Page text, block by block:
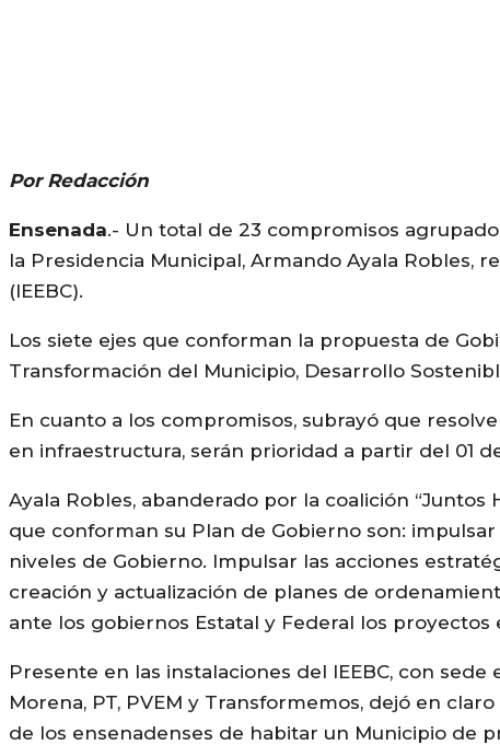
Por Redacción
Ensenada.- Un total de 23 compromisos
la Presidencia Municipal, Armando Ayala Robles,
(IEEBC).
Los siete ejes que conforman la propuesta de
Transformación del Municipio, Desarrollo
En cuanto a los compromisos, subrayó que
en infraestructura, serán prioridad a partir del 01
Ayala Robles, abanderado por la coalición
que conforman su Plan de Gobierno son:
niveles de Gobierno. Impulsar las acciones
creación y actualización de planes de
ante los gobiernos Estatal y Federal los
Presente en las instalaciones del IEEBC, con
Morena, PT, PVEM y Transformemos, dejó en
de los ensenadenses de habitar un Municipio de